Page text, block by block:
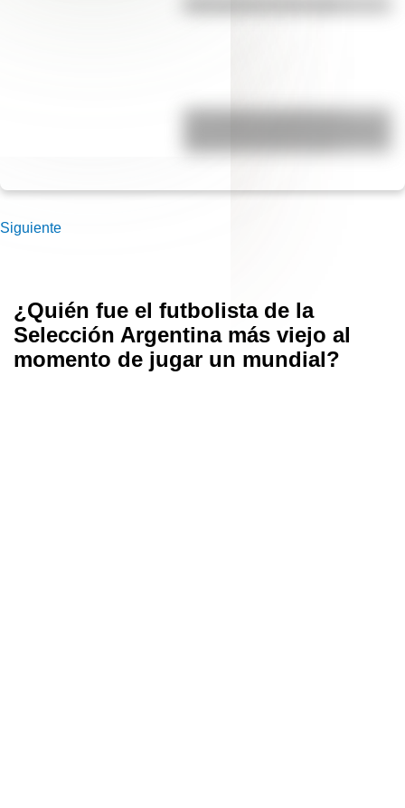
17 de agosto: actividades y
segundo ciclo de primaria
Siguiente
¿Quién fue el futbolista de la
Selección Argentina más viejo al
momento de jugar un mundial?